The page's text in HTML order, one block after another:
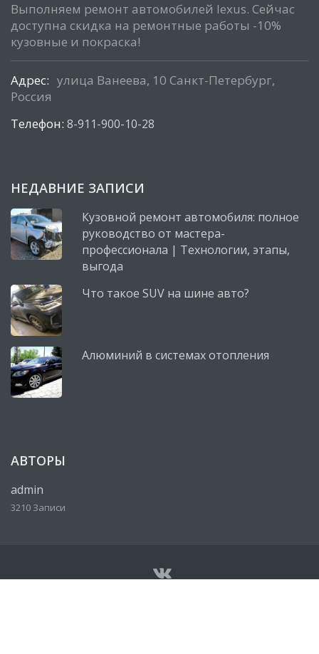
Выполняем ремонт автомобилей lexus. Сейчас
доступна скидка на ремонтные работы -10%
кузовные и покраска!
Адрес: улица Ванеева, 10 Санкт-Петербург,
Россия
Телефон: 8-911-900-10-28
НЕДАВНИЕ ЗАПИСИ
Кузовной ремонт автомобиля: полное
руководство от мастера-
профессионала | Технологии, этапы,
выгода
Что такое SUV на шине авто?
Алюминий в системах отопления
АВТОРЫ
admin
3210 Записи